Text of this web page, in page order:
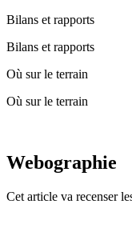
Bilans et rapports
Bilans et rapports
Où sur le terrain
Où sur le terrain
Webographie
Cet article va recenser